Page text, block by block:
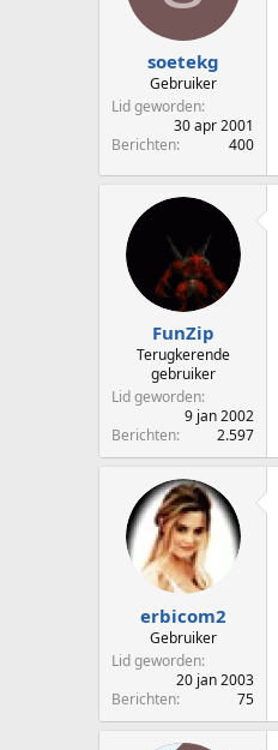
r
e
m
soetekg
Gebruiker
Lid geworden
30 apr 2001
Berichten
400
FunZip
Terugkerende
gebruiker
Lid geworden
9 jan 2002
Berichten
2.597
erbicom2
Gebruiker
Lid geworden
20 jan 2003
Berichten
75